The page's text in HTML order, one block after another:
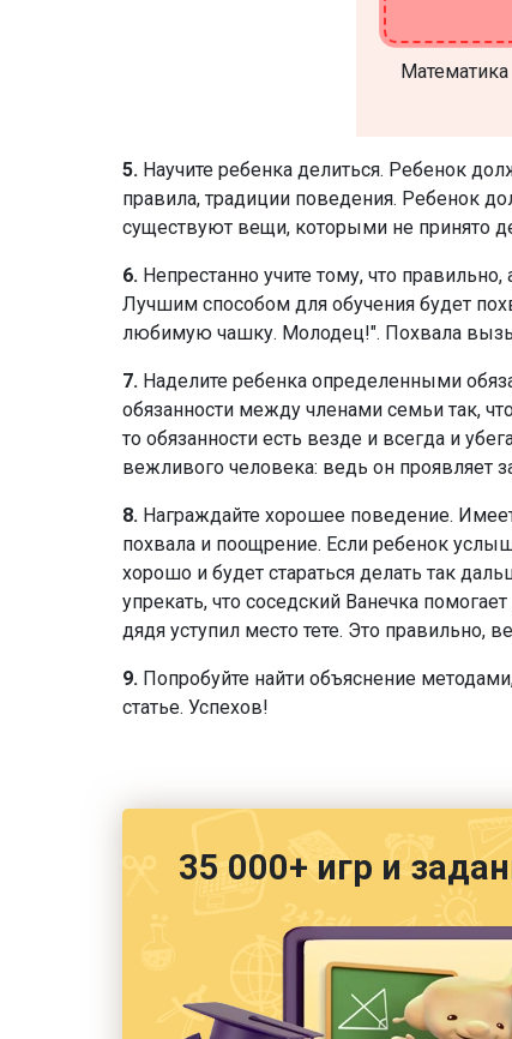
Математика
5. Научите ребенка делиться. Ребенок
правила, традиции поведения. Ребенок
существуют вещи, которыми не принято
6. Непрестанно учите тому, что
Лучшим способом для обучения будет
любимую чашку. Молодец!". Похвала
7. Наделите ребенка определенными
обязанности между членами семьи так,
то обязанности есть везде и всегда и
вежливого человека: ведь он проявляет
8. Награждайте хорошее поведение.
похвала и поощрение. Если ребенок
хорошо и будет стараться делать так
упрекать, что соседский Ванечка
дядя уступил место тете. Это
9. Попробуйте найти объяснение
статье. Успехов!
35 000+ игр и